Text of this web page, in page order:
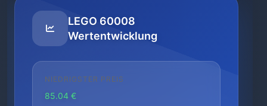
LEGO 60008
Wertentwicklung
NIEDRIGSTER PREIS
85.04 €